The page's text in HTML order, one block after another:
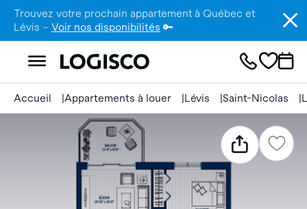
Trouvez votre prochain appartement à Québec et
Lévis – Voir nos disponibilités 🔑
Accueil Appartements à louer Lévis Saint-Nicolas